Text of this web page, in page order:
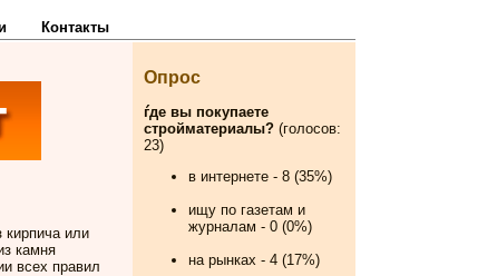
Контакты
кирпича или
камня
всех правил
Опрос
ѓде вы покупаете
стройматериалы? (голосов:
23)
в интернете - 8 (35%)
ищу по газетам и
журналам - 0 (0%)
на рынках - 4 (17%)